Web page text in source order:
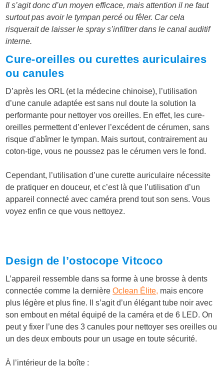
Il s’agit donc d’un moyen efficace, mais attention il ne faut
surtout pas avoir le tympan percé ou fêler. Car cela
risquerait de laisser le spray s’infiltrer dans le canal auditif
interne.
Cure-oreilles ou curettes auriculaires
ou canules
D’après les ORL (et la médecine chinoise), l’utilisation
d’une canule adaptée est sans nul doute la solution la
performante pour nettoyer vos oreilles. En effet, les cure-
oreilles permettent d’enlever l’excédent de cérumen, sans
risque d’abîmer le tympan. Mais surtout, contrairement au
coton-tige, vous ne poussez pas le cérumen vers le fond.
Cependant, l’utilisation d’une curette auriculaire nécessite
de pratiquer en douceur, et c’est là que l’utilisation d’un
appareil connecté avec caméra prend tout son sens. Vous
voyez enfin ce que vous nettoyez.
Design de l’ostocope Vitcoco
L’appareil ressemble dans sa forme à une brosse à dents
connectée comme la dernièreOclean Élite, mais encore
plus légère et plus fine. Il s’agit d’un élégant tube noir avec
son embout en métal équipé de la caméra et de 6 LED. On
peut y fixer l’une des 3 canules pour nettoyer ses oreilles ou
un des deux embouts pour un usage en toute sécurité.
À l’intérieur de la boîte :